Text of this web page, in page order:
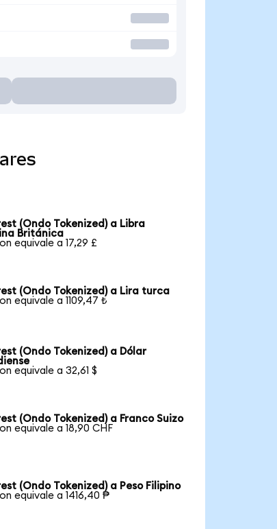
(Ondo Tokenized) a Libra
Británica
equivale a 17,29 £
(Ondo Tokenized) a Lira turca
equivale a 1109,47 ₺
(Ondo Tokenized) a Dólar
equivale a 32,61 $
(Ondo Tokenized) a Franco Suizo
equivale a 18,90 CHF
(Ondo Tokenized) a Peso Filipino
equivale a 1416,40 ₱